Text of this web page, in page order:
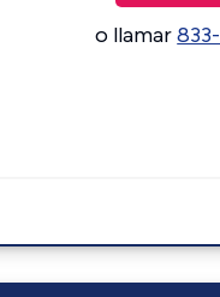
o llamar